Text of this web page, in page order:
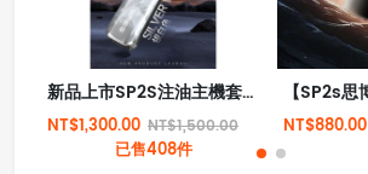
新品上市SP2S注油主機套裝 天王星小煙機 多檔調節 高功率電子主機
NT$1,300.00 NT$1,500.00
已售408件
NT$880.00